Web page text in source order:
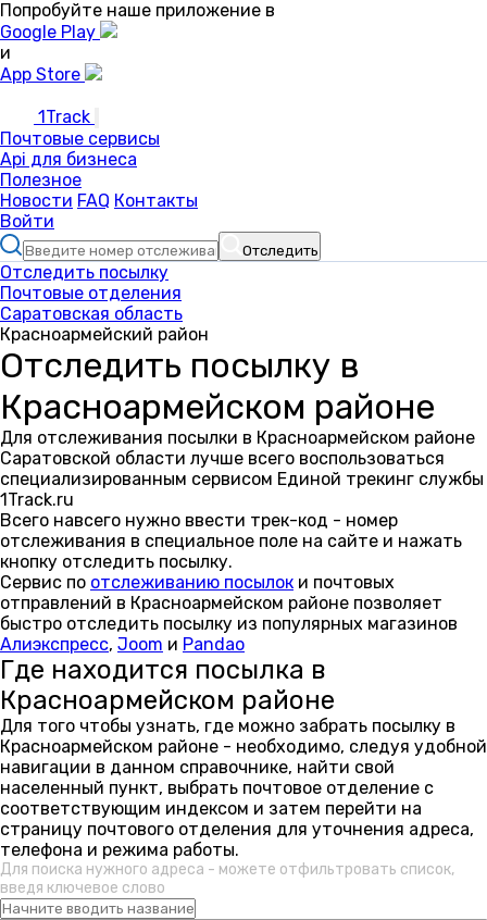
Попробуйте наше приложение в
Google Play
и
App Store
1Track
Почтовые сервисы
Api для бизнеса
Полезное
Новости FAQ Контакты
Войти
Отследить
Отследить посылку
Почтовые отделения
Саратовская область
Красноармейский район
Отследить посылку в
Красноармейском районе
Для отслеживания посылки в Красноармейском районе
Саратовской области лучше всего воспользоваться
специализированным сервисом Единой трекинг службы
1Track.ru
Всего навсего нужно ввести трек-код - номер
отслеживания в специальное поле на сайте и нажать
кнопку отследить посылку.
Сервис по отслеживанию посылок и почтовых
отправлений в Красноармейском районе позволяет
быстро отследить посылку из популярных магазинов
Алиэкспресс, Joom и Pandao
Где находится посылка в
Красноармейском районе
Для того чтобы узнать, где можно забрать посылку в
Красноармейском районе - необходимо, следуя удобной
навигации в данном справочнике, найти свой
населенный пункт, выбрать почтовое отделение с
соответствующим индексом и затем перейти на
страницу почтового отделения для уточнения адреса,
телефона и режима работы.
Для поиска нужного адреса - можете отфильтровать список,
введя ключевое слово